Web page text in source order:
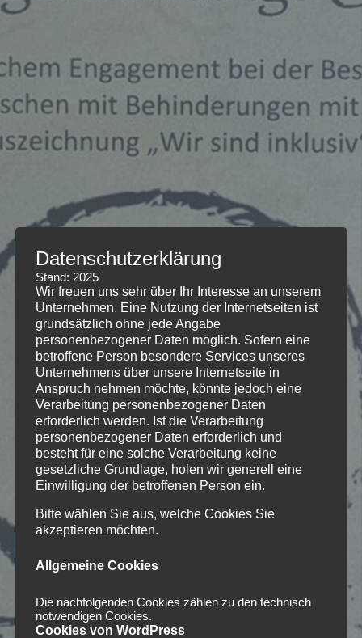
Datenschutzerklärung
Stand: 2025
Wir freuen uns sehr über Ihr Interesse an unserem
Unternehmen. Eine Nutzung der Internetseiten ist
grundsätzlich ohne jede Angabe
personenbezogener Daten möglich. Sofern eine
betroffene Person besondere Services unseres
Unternehmens über unsere Internetseite in
Anspruch nehmen möchte, könnte jedoch eine
Verarbeitung personenbezogener Daten
erforderlich werden. Ist die Verarbeitung
personenbezogener Daten erforderlich und
besteht für eine solche Verarbeitung keine
gesetzliche Grundlage, holen wir generell eine
Einwilligung der betroffenen Person ein.
Bitte wählen Sie aus, welche Cookies Sie
akzeptieren möchten.
Allgemeine Cookies
Die nachfolgenden Cookies zählen zu den technisch
notwendigen Cookies.
Cookies von WordPress